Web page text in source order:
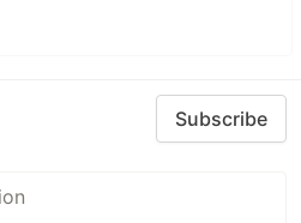
Subscribe